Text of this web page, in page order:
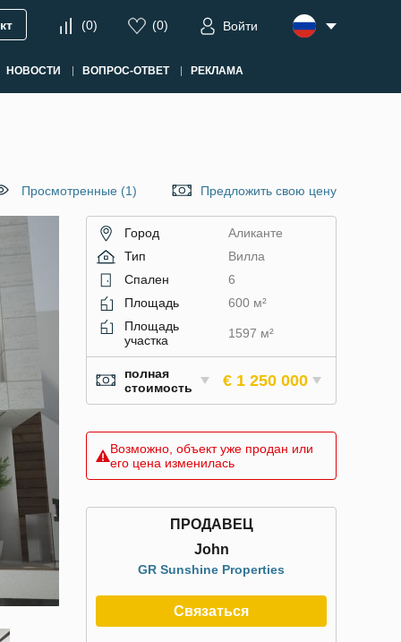
(0) (0) Войти
НОВОСТИ ВОПРОС-ОТВЕТ РЕКЛАМА
Просмотренные (1) Предложить свою цену
Город
Аликанте
Тип
Вилла
Спален
6
Площадь
600 м²
Площадь
участка
1597 м²
полная
стоимость
€ 1 250 000
Возможно, объект уже продан или
его цена изменилась
ПРОДАВЕЦ
John
GR Sunshine Properties
Связаться